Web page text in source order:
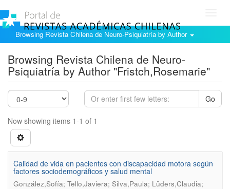
Browsing Revista Chilena de Neuro-Psiquiatría by Author
Browsing Revista Chilena de Neuro-
Psiquiatría by Author "Fristch,Rosemarie"
Go
Now showing items 1-1 of 1
Calidad de vida en pacientes con discapacidad motora según
factores sociodemográficos y salud mental
González,Sofía; Tello,Javiera; Silva,Paula; Lüders,Claudia;